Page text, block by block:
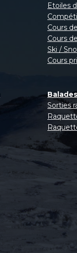
Etoiles
Cours
Cours
Ski /
Cours
Sorties